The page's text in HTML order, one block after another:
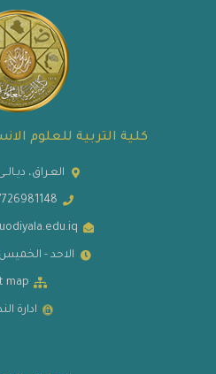
كلية التربية للعلوم
العـراق،
الاحد - الخميس: 7 ص - 3
map
ادارة